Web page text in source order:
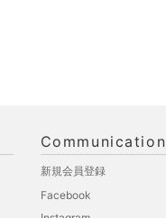
Communication
新規会員登録
Facebook